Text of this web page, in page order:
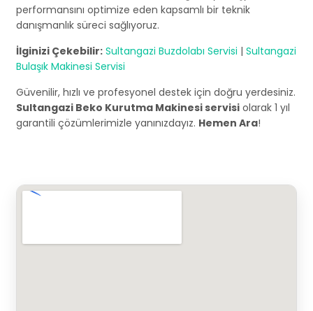
performansını optimize eden kapsamlı bir teknik
danışmanlık süreci sağlıyoruz.
İlginizi Çekebilir: Sultangazi Buzdolabı Servisi | Sultangazi
Bulaşık Makinesi Servisi
Güvenilir, hızlı ve profesyonel destek için doğru yerdesiniz.
Sultangazi Beko Kurutma Makinesi servisi olarak 1 yıl
garantili çözümlerimizle yanınızdayız. Hemen Ara!